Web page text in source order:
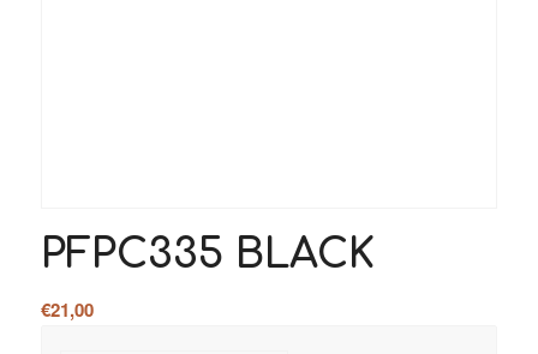
PFPC335 BLACK
€21,00